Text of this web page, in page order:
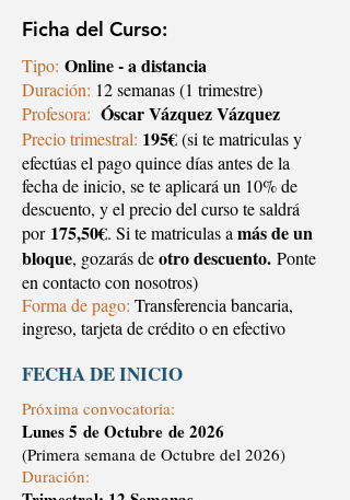
Ficha del Curso:
Tipo: Online - a distancia
Duración: 12 semanas (1 trimestre)
Profesora: Óscar Vázquez Vázquez
Precio trimestral: 195€(si te matriculas y
efectúas el pago quince días antes de la
fecha de inicio, se te aplicará un 10% de
descuento, y el precio del curso te saldrá
por 175,50€. Si te matriculas a más de un
bloque, gozarás deotro descuento. Ponte
en contacto con nosotros)
Forma de pago: Transferencia bancaria,
ingreso, tarjeta de crédito o en efectivo
FECHA DE INICIO
Próxima convocatoria:
Lunes 5 de Octubre de 2026
(Primera semana de Octubre del 2026)
Duración: